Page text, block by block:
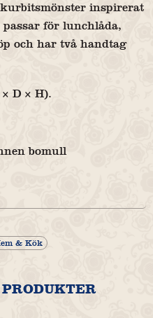
inspirerat
för lunchlåda,
och har två handtag
D × H).
bomull
& Kök